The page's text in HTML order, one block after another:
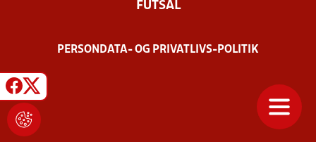
FUTSAL
PERSONDATA- OG PRIVATLIVS-POLITIK